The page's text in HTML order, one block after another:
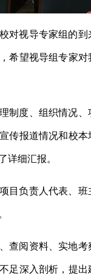
对视导专家组的
希望视导组专家
制度、组织情况
传报道情况和校
详细汇报。
目负责人代表、
查阅资料、实地
足深入剖析，提